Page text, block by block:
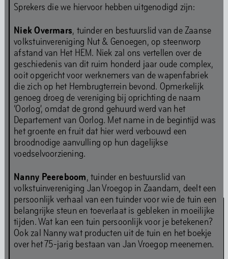
Kunst is onze grote liefde. Ook nu we gesloten zijn voor
renovaties, gaat onze programmering door. Je vindt onze
kunstprogramma's op off-site locaties door het jaar
heen en op digitaal platform The Couch. De permanente
installaties in Het HEM blijven na de verbouwing
toegankelijk voor publiek.
Archief Chapters Archief lange tentoonstellingen
Optredens &
Evenementen
Sprekers die we hiervoor hebben uitgenodigd zijn:
Niek Overmars, tuinder en bestuurslid van de Zaanse
volkstuinvereniging Nut & Genoegen, op steenworp
afstand van Het HEM. Niek zal ons vertellen over de
geschiedenis van dit ruim honderd jaar oude complex,
ooit opgericht voor werknemers van de wapenfabriek
die zich op het Hembrugterrein bevond. Opmerkelijk
genoeg droeg de vereniging bij oprichting de naam
‘Oorlog’, omdat de grond gehuurd werd van het
Departement van Oorlog. Met name in de begintijd was
het groente en fruit dat hier werd verbouwd een
broodnodige aanvulling op hun dagelijkse
voedselvoorziening.
Nanny Peereboom, tuinder en bestuurslid van
volkstuinvereniging Jan Vroegop in Zaandam, deelt een
persoonlijk verhaal van een tuinder voor wie de tuin een
belangrijke steun en toeverlaat is gebleken in moeilijke
tijden. Wat kan een tuin persoonlijk voor je betekenen?
Ook zal Nanny wat producten uit de tuin en het boekje
over het 75-jarig bestaan van Jan Vroegop meenemen.